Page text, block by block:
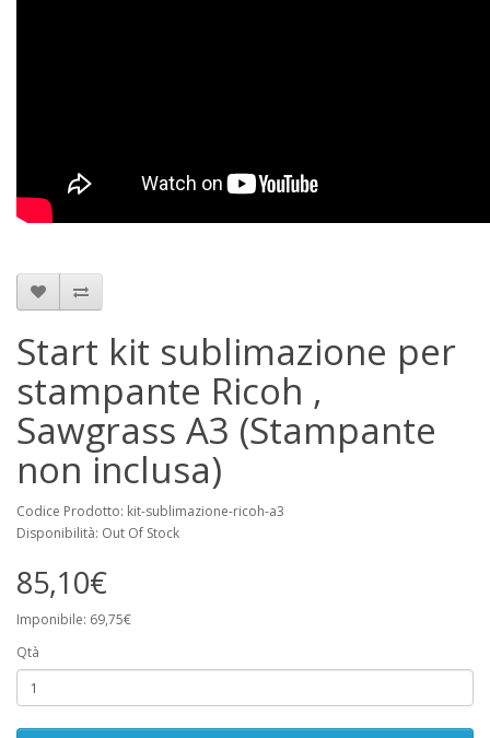
Start kit sublimazione per
stampante Ricoh ,
Sawgrass A3 (Stampante
non inclusa)
Codice Prodotto: kit-sublimazione-ricoh-a3
Disponibilità: Out Of Stock
85,10€
Imponibile: 69,75€
Qtà